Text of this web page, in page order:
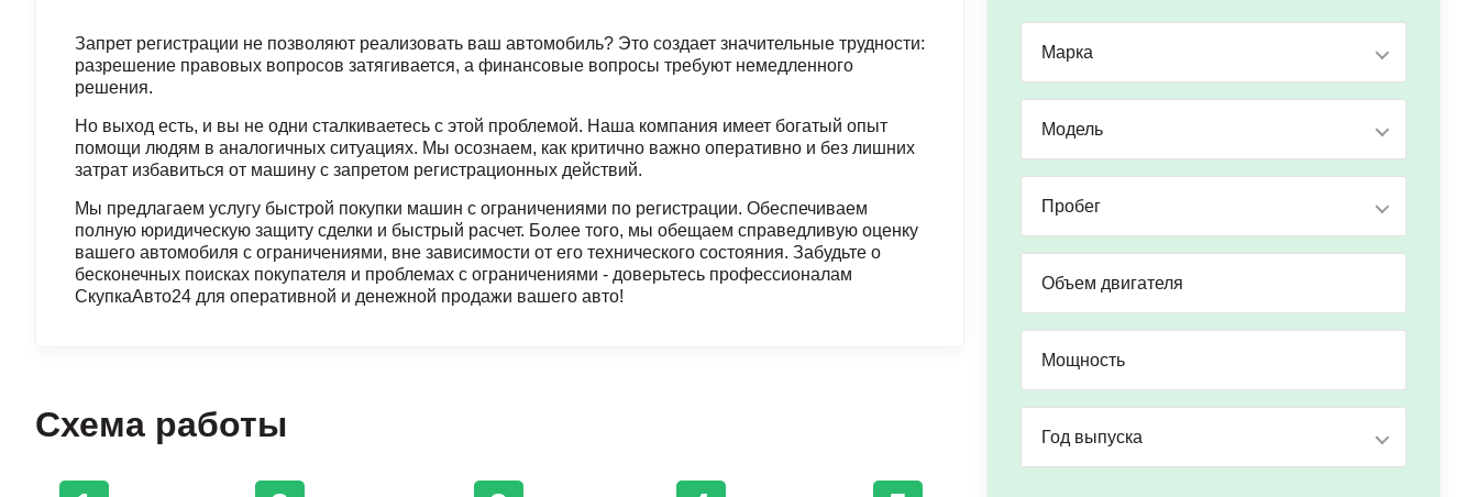
Запрет регистрации не позволяют реализовать ваш автомобиль? Это создает значительные трудности:
разрешение правовых вопросов затягивается, а финансовые вопросы требуют немедленного
решения.
Но выход есть, и вы не одни сталкиваетесь с этой проблемой. Наша компания имеет богатый опыт
помощи людям в аналогичных ситуациях. Мы осознаем, как критично важно оперативно и без лишних
затрат избавиться от машину с запретом регистрационных действий.
Мы предлагаем услугу быстрой покупки машин с ограничениями по регистрации. Обеспечиваем
полную юридическую защиту сделки и быстрый расчет. Более того, мы обещаем справедливую оценку
вашего автомобиля с ограничениями, вне зависимости от его технического состояния. Забудьте о
бесконечных поисках покупателя и проблемах с ограничениями - доверьтесь профессионалам
СкупкаАвто24 для оперативной и денежной продажи вашего авто!
Схема работы
Марка
Модель
Пробег
Год выпуска